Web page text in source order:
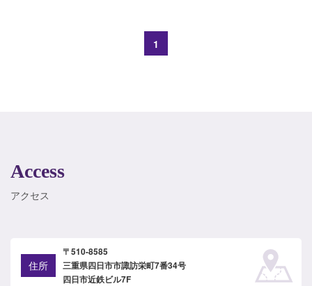
1
Access
アクセス
住所
〒510-8585
三重県四日市市諏訪栄町7番34号
四日市近鉄ビル7F